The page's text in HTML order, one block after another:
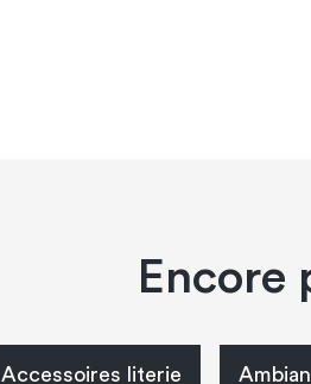
Encore
Accessoires literie